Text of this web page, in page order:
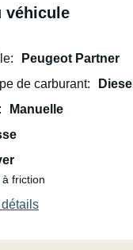
véhicule
Peugeot Partner
de carburant
Diesel
Manuelle
friction